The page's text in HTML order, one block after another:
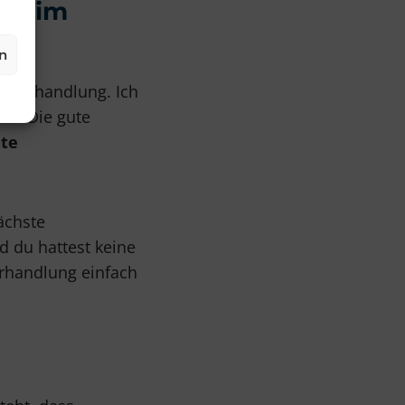
Verhandlung. Ich
Die gute
du hattest keine
einfach